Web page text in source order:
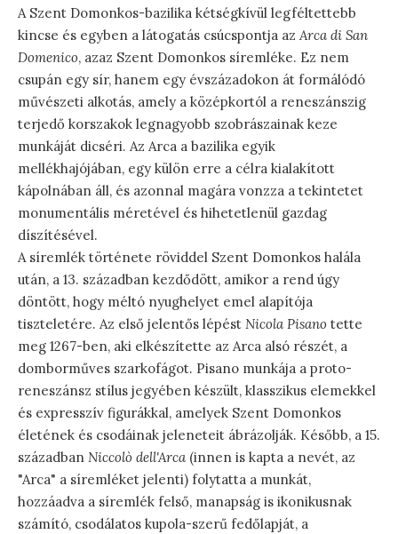
A Szent Domonkos-bazilika kétségkívül legféltettebb
kincse és egyben a látogatás csúcspontja az Arca di San
Domenico, azaz Szent Domonkos síremléke. Ez nem
csupán egy sír, hanem egy évszázadokon át formálódó
művészeti alkotás, amely a középkortól a reneszánszig
terjedő korszakok legnagyobb szobrászainak keze
munkáját dicséri. Az Arca a bazilika egyik
mellékhajójában, egy külön erre a célra kialakított
kápolnában áll, és azonnal magára vonzza a tekintetet
monumentális méretével és hihetetlenül gazdag
díszítésével.
A síremlék története röviddel Szent Domonkos halála
után, a 13. században kezdődött, amikor a rend úgy
döntött, hogy méltó nyughelyet emel alapítója
tiszteletére. Az első jelentős lépést Nicola Pisano tette
meg 1267-ben, aki elkészítette az Arca alsó részét, a
domborműves szarkofágot. Pisano munkája a proto-
reneszánsz stílus jegyében készült, klasszikus elemekkel
és expresszív figurákkal, amelyek Szent Domonkos
életének és csodáinak jeleneteit ábrázolják. Később, a 15.
században Niccolò dell'Arca (innen is kapta a nevét, az
"Arca" a síremléket jelenti) folytatta a munkát,
hozzáadva a síremlék felső, manapság is ikonikusnak
számító, csodálatos kupola-szerű fedőlapját, a